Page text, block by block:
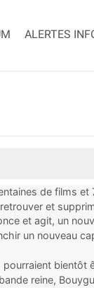
ALERTES
de films et
et
et agit, un
un nouveau
bientôt
reine,